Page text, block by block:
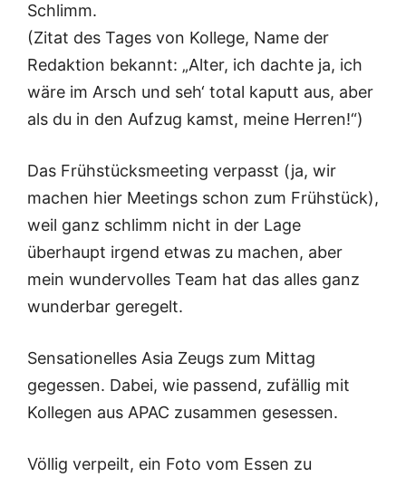
Schlimm.
(Zitat des Tages von Kollege, Name der
Redaktion bekannt: „Alter, ich dachte ja, ich
wäre im Arsch und seh‘ total kaputt aus, aber
als du in den Aufzug kamst, meine Herren!“)
Das Frühstücksmeeting verpasst (ja, wir
machen hier Meetings schon zum Frühstück),
weil ganz schlimm nicht in der Lage
überhaupt irgend etwas zu machen, aber
mein wundervolles Team hat das alles ganz
wunderbar geregelt.
Sensationelles Asia Zeugs zum Mittag
gegessen. Dabei, wie passend, zufällig mit
Kollegen aus APAC zusammen gesessen.
Völlig verpeilt, ein Foto vom Essen zu